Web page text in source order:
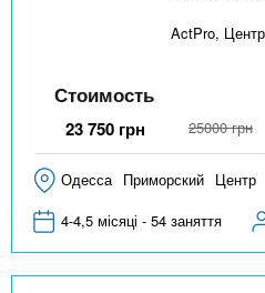
ActPro, Центр
Стоимость
23 750 грн 25000 грн
Одесса Приморский Центр
4-4,5 місяці - 54 заняття